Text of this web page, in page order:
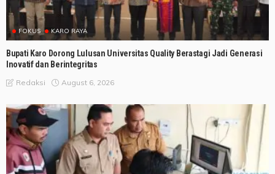
FOKUS KARO RAYA
Bupati Karo Dorong Lulusan Universitas Quality Berastagi Jadi Generasi
Inovatif dan Berintegritas
Redaksi August 6, 2026